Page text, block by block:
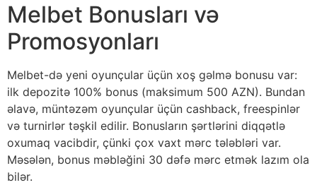
Melbet Bonusları və
Promosyonları
Melbet-də yeni oyunçular üçün xoş gəlmə bonusu var:
ilk depozitə 100% bonus (maksimum 500 AZN). Bundan
əlavə, müntəzəm oyunçular üçün cashback, freespinlər
və turnirlər təşkil edilir. Bonusların şərtlərini diqqətlə
oxumaq vacibdir, çünki çox vaxt mərc tələbləri var.
Məsələn, bonus məbləğini 30 dəfə mərc etmək lazım ola
bilər.